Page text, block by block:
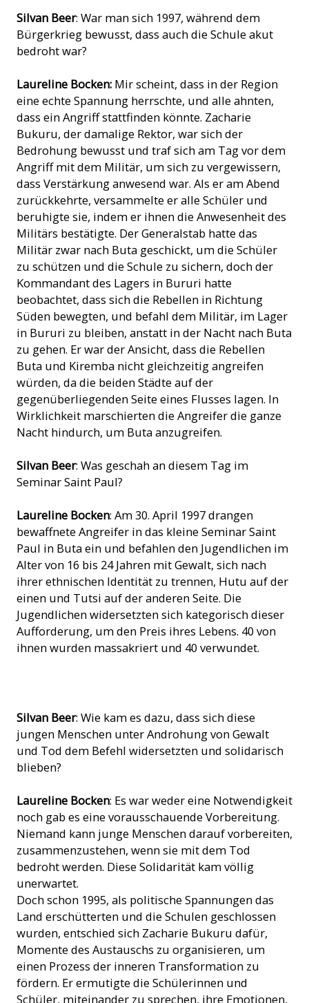
Silvan Beer: War man sich 1997, während dem
Bürgerkrieg bewusst, dass auch die Schule akut
bedroht war?
Laureline Bocken: Mir scheint, dass in der Region
eine echte Spannung herrschte, und alle ahnten,
dass ein Angriff stattfinden könnte. Zacharie
Bukuru, der damalige Rektor, war sich der
Bedrohung bewusst und traf sich am Tag vor dem
Angriff mit dem Militär, um sich zu vergewissern,
dass Verstärkung anwesend war. Als er am Abend
zurückkehrte, versammelte er alle Schüler und
beruhigte sie, indem er ihnen die Anwesenheit des
Militärs bestätigte. Der Generalstab hatte das
Militär zwar nach Buta geschickt, um die Schüler
zu schützen und die Schule zu sichern, doch der
Kommandant des Lagers in Bururi hatte
beobachtet, dass sich die Rebellen in Richtung
Süden bewegten, und befahl dem Militär, im Lager
in Bururi zu bleiben, anstatt in der Nacht nach Buta
zu gehen. Er war der Ansicht, dass die Rebellen
Buta und Kiremba nicht gleichzeitig angreifen
würden, da die beiden Städte auf der
gegenüberliegenden Seite eines Flusses lagen. In
Wirklichkeit marschierten die Angreifer die ganze
Nacht hindurch, um Buta anzugreifen.
Silvan Beer: Was geschah an diesem Tag im
Seminar Saint Paul?
Laureline Bocken: Am 30. April 1997 drangen
bewaffnete Angreifer in das kleine Seminar Saint
Paul in Buta ein und befahlen den Jugendlichen im
Alter von 16 bis 24 Jahren mit Gewalt, sich nach
ihrer ethnischen Identität zu trennen, Hutu auf der
einen und Tutsi auf der anderen Seite. Die
Jugendlichen widersetzten sich kategorisch dieser
Aufforderung, um den Preis ihres Lebens. 40 von
ihnen wurden massakriert und 40 verwundet.
Renovation. (Bild: ACN)
Silvan Beer: Wie kam es dazu, dass sich diese
jungen Menschen unter Androhung von Gewalt
und Tod dem Befehl widersetzten und solidarisch
blieben?
Laureline Bocken: Es war weder eine Notwendigkeit
noch gab es eine vorausschauende Vorbereitung.
Niemand kann junge Menschen darauf vorbereiten,
zusammenzustehen, wenn sie mit dem Tod
bedroht werden. Diese Solidarität kam völlig
unerwartet.
Doch schon 1995, als politische Spannungen das
Land erschütterten und die Schulen geschlossen
wurden, entschied sich Zacharie Bukuru dafür,
Momente des Austauschs zu organisieren, um
einen Prozess der inneren Transformation zu
fördern. Er ermutigte die Schülerinnen und
Schüler, miteinander zu sprechen, ihre Emotionen,